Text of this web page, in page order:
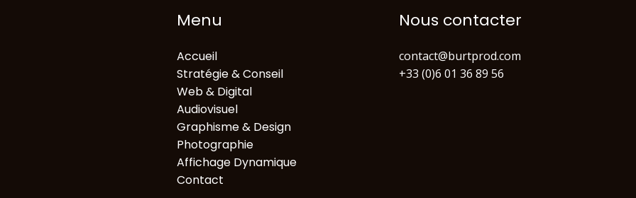
Menu
Accueil
Stratégie & Conseil
Web & Digital
Audiovisuel
Graphisme & Design
Photographie
Affichage Dynamique
Contact
Nous contacter
contact@burtprod.com
+33 (0)6 01 36 89 56